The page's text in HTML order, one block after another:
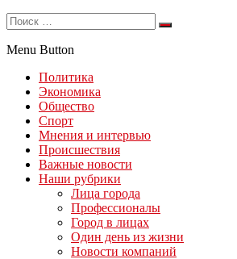
Menu Button
Политика
Экономика
Общество
Спорт
Мнения и интервью
Происшествия
Важные новости
Наши рубрики
Лица города
Профессионалы
Город в лицах
Один день из жизни
Новости компаний